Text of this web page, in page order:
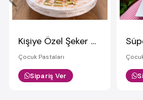
Kişiye Özel Şeker Hamurlu Çocuk Pastası
Çocuk Pastaları
Sipariş Ver